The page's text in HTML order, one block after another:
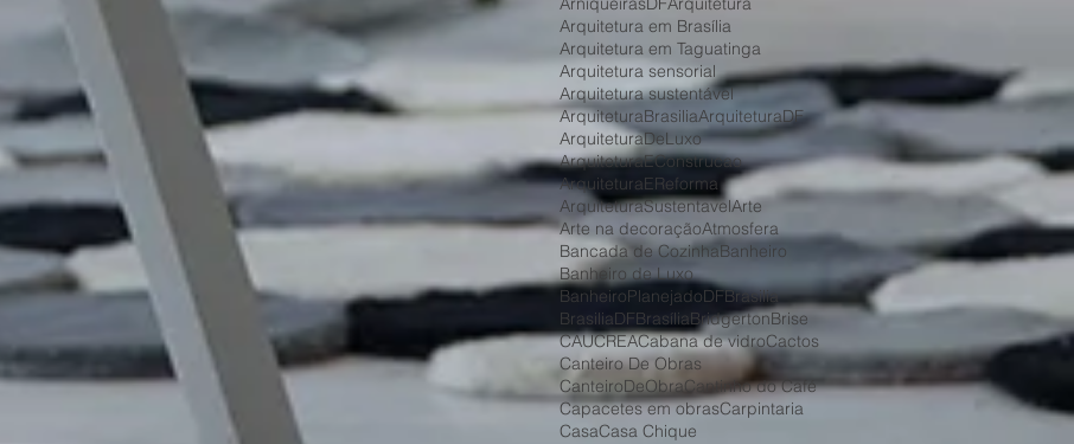
Arquitetura em Brasília
Arquitetura em Taguatinga
Arquitetura sensorial
Arquitetura sustentável
ArquiteturaBrasiliaArquiteturaDF
ArquiteturaDeLuxo
ArquiteturaEConstrucao
ArquiteturaEReforma
ArquiteturaSustentavelArte
Arte na decoraçãoAtmosfera
Bancada de CozinhaBanheiro
Banheiro de Luxo
BanheiroPlanejadoDFBrasilia
BrasiliaDFBrasíliaBridgertonBrise
CAUCREACabana de vidroCactos
Canteiro De Obras
CanteiroDeObraCantinho do Café
Capacetes em obrasCarpintaria
CasaCasa Chique